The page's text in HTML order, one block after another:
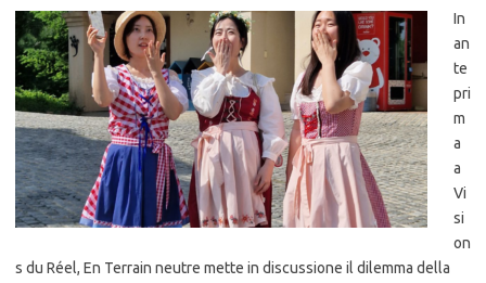
In
an
te
pri
m
a
a
Vi
si
on
s du Réel, En Terrain neutre mette in discussione il dilemma della